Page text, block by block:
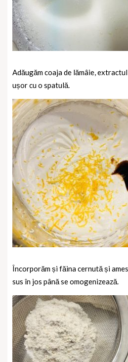
Adăugăm coaja de lămâie,
ușor cu o spatulă.
Încorporăm și făina cernută și
sus în jos până se omogenizează.